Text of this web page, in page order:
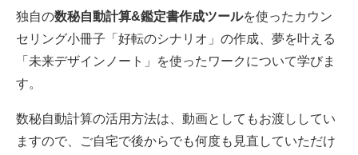
独自の数秘自動計算&鑑定書作成ツールを使ったカウン
セリング小冊子「好転のシナリオ」の作成、夢を叶える
「未来デザインノート」を使ったワークについて学びま
す。
数秘自動計算の活用方法は、動画としてもお渡ししてい
ますので、ご自宅で後からでも何度も見直していただけ